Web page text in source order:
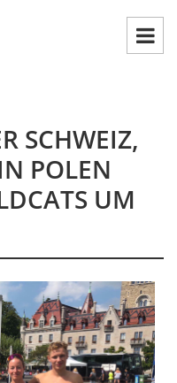
SCHWEIZ,
POLEN
UM